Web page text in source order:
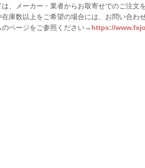
、メーカー・業者からお取寄せでのご注文
庫数以上をご希望の場合には、お問い合わ
のページをご参照ください→ https://